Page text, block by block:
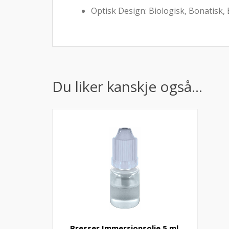
Optisk Design: Biologisk,
Du liker kanskje også…